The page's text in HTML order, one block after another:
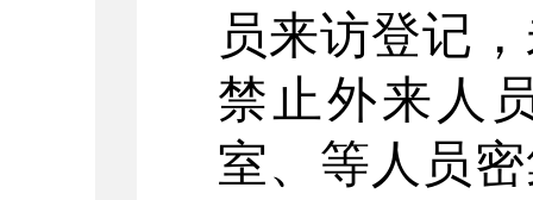
员来访登记
禁止外来人
室、等人员